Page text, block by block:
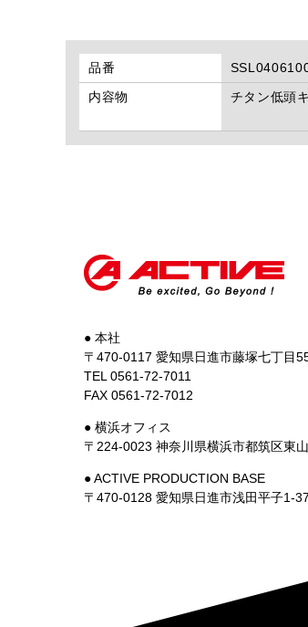
品番
内容物
チタン低頭
● 本社
〒470-0117 愛知県日進市藤塚七丁目
TEL 0561-72-7011
FAX 0561-72-7012
● 横浜オフィス
〒224-0023 神奈川県横浜市都筑区東
● ACTIVE PRODUCTION BASE
〒470-0128 愛知県日進市浅田平子1-